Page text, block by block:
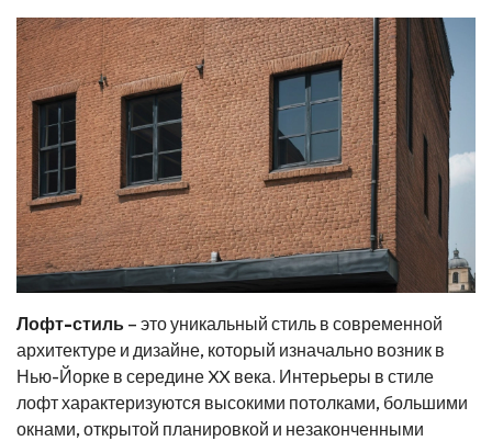
Лофт-стиль – это уникальный стиль в современной
архитектуре и дизайне, который изначально возник в
Нью-Йорке в середине XX века. Интерьеры в стиле
лофт характеризуются высокими потолками, большими
окнами, открытой планировкой и незаконченными